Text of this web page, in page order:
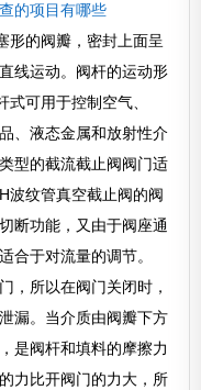
的项目有哪些
形的阀瓣，密封上面呈
线运动。阀杆的运动形
可用于控制空气、
、液态金属和放射性介
型的截流截止阀阀门适
波纹管真空截止阀的阀
断功能，又由于阀座通
合于对流量的调节。
，所以在阀门关闭时，
漏。当介质由阀瓣下方
是阀杆和填料的摩擦力
力比开阀门的力大，所